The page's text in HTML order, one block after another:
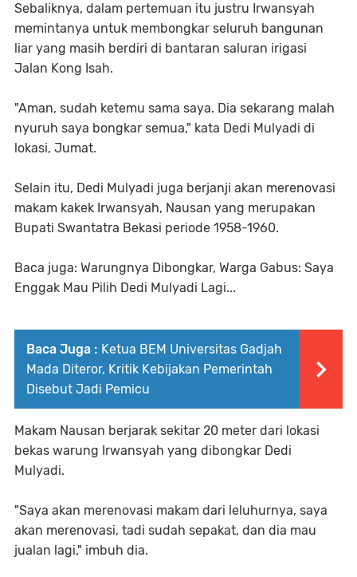
Sebaliknya, dalam pertemuan itu justru Irwansyah
memintanya untuk membongkar seluruh bangunan
liar yang masih berdiri di bantaran saluran irigasi
Jalan Kong Isah.
"Aman, sudah ketemu sama saya. Dia sekarang malah
nyuruh saya bongkar semua," kata Dedi Mulyadi di
lokasi, Jumat.
Selain itu, Dedi Mulyadi juga berjanji akan merenovasi
makam kakek Irwansyah, Nausan yang merupakan
Bupati Swantatra Bekasi periode 1958-1960.
Baca juga: Warungnya Dibongkar, Warga Gabus: Saya
Enggak Mau Pilih Dedi Mulyadi Lagi...
Baca Juga : Ketua BEM Universitas Gadjah
Mada Diteror, Kritik Kebijakan Pemerintah
Disebut Jadi Pemicu
Makam Nausan berjarak sekitar 20 meter dari lokasi
bekas warung Irwansyah yang dibongkar Dedi
Mulyadi.
"Saya akan merenovasi makam dari leluhurnya, saya
akan merenovasi, tadi sudah sepakat, dan dia mau
jualan lagi," imbuh dia.